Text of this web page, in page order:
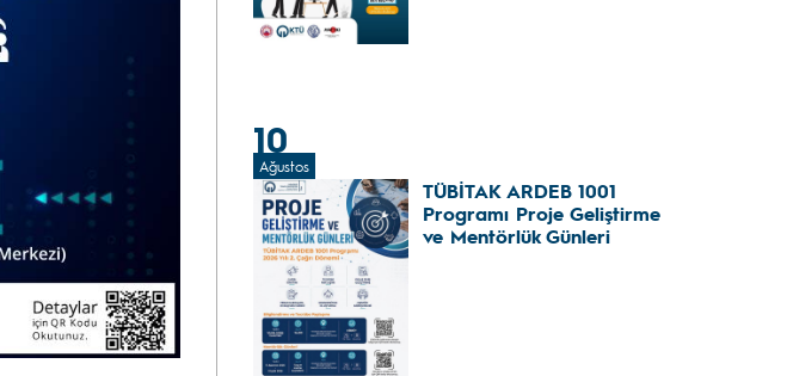
10
Ağustos
TÜBİTAK ARDEB 1001
Programı Proje Geliştirme
ve Mentörlük Günleri